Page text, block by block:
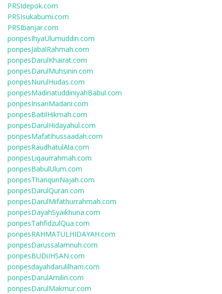
PRSIdepok.com
PRSIsukabumi.com
PRSIbanjar.com
ponpesIhyaUlumuddin.com
ponpesJabalRahmah.com
ponpesDarulKhairat.com
ponpesDarulMuhsinin.com
ponpesNurulHudas.com
ponpesMadinatuddiniyahBabul.com
ponpesInsanMadani.com
ponpesBaitilHikmah.com
ponpesDarulHidayahul.com
ponpesMafatihussaadah.com
ponpesRaudhatulAla.com
ponpesLiqaurrahmah.com
ponpesBabulUlum.com
ponpesThariqunNajah.com
ponpesDarulQuran.com
ponpesDarulMifathurrahmah.com
ponpesDayahSyaikhuna.com
ponpesTahfidzulQua.com
ponpesRAHMATULHIDAYAH.com
ponpesDarussalamnuh.com
ponpesBUDiIHSAN.com
ponpesdayahdarulilham.com
ponpesDarulAmilin.com
ponpesDarulMakmur.com